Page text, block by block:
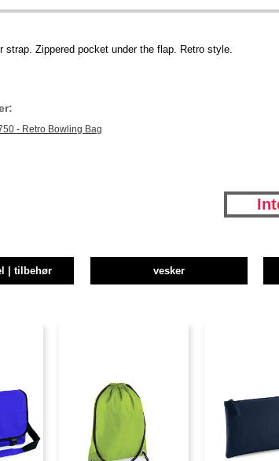
strap. Zippered pocket under the flap. Retro style.
- Retro Bowling Bag
| tilbehør vesker